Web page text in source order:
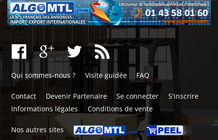
Qui sommes-nous ? Visite guidée FAQ
Contact Devenir Partenaire Se connecter
S'inscrire
Informations légales
Conditions de vente
Nos autres sites